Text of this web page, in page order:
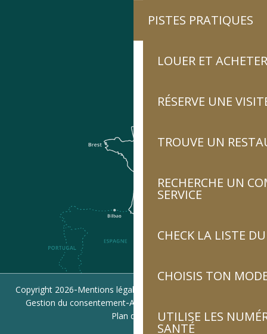
PISTES PRATIQUES
LOUER ET
RÉSERVE UNE
TROUVE UN
RECHERCHE UN
SERVICE
CHECK LA LISTE
CHOISIS TON
UTILISE LES
SANTÉ
Copyright 2026-Mentions légales
Gestion du consentement-Accessibilité : non conforme
Plan du site